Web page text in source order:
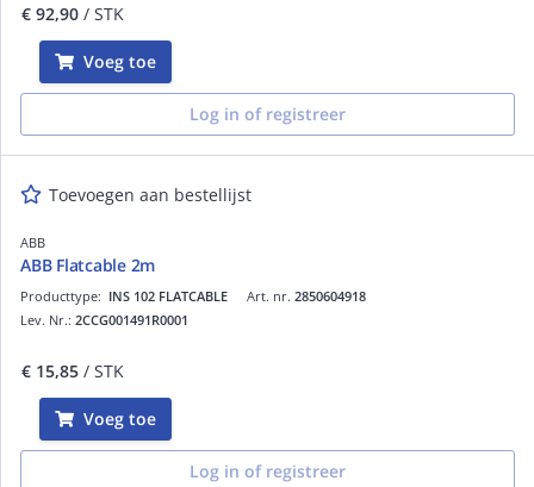
€ 92,90 / STK
Voeg toe
Log in of registreer
Toevoegen aan bestellijst
ABB
ABB Flatcable 2m
Art. nr. 2850604918
Producttype: INS 102 FLATCABLE
Lev. Nr.: 2CCG001491R0001
€ 15,85 / STK
Voeg toe
Log in of registreer